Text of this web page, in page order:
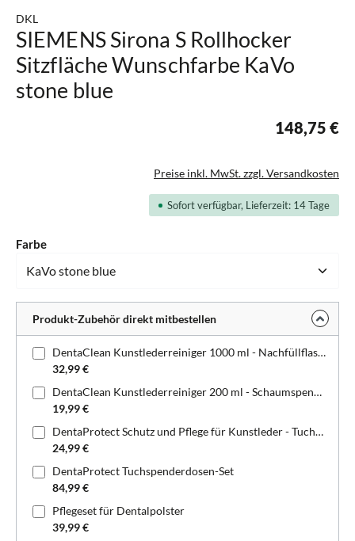
DKL
SIEMENS Sirona S Rollhocker
Sitzfläche Wunschfarbe KaVo
stone blue
148,75 €
Preise inkl. MwSt. zzgl. Versandkosten
Sofort verfügbar, Lieferzeit: 14 Tage
Farbeauswählen
Produkt-Zubehör direkt mitbestellen
DentaClean Kunstlederreiniger 1000 ml - Nachfüllflasche
32,99 €
DentaClean Kunstlederreiniger 200 ml - Schaumspenderflasche
19,99 €
DentaProtect Schutz und Pflege für Kunstleder - Tuchspenderdose
24,99 €
DentaProtect Tuchspenderdosen-Set
84,99 €
Pflegeset für Dentalpolster
39,99 €